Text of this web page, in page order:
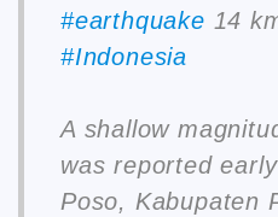
#earthquake 14
#Indonesia
A shallow
was reported
Poso, Kabupaten